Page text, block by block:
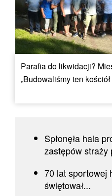
Parafia do likwidacji?
„Budowaliśmy ten
Spłonęła hala
zastępów straży
70 lat sportowej
świętował...